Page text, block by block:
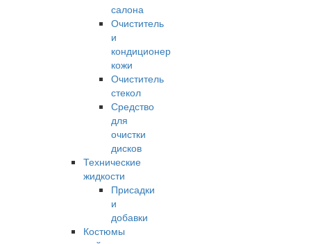
салона
Очиститель
и
кондиционер
кожи
Очиститель
стекол
Средство
для
очистки
дисков
Технические
жидкости
Присадки
и
добавки
Костюмы